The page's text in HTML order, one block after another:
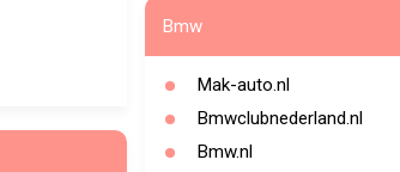
Bmw
Mak-auto.nl
Bmwclubnederland.nl
Bmw.nl